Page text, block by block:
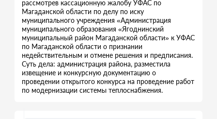
рассмотрев кассационную жалобу УФАС по
Магаданской области по делу по иску
муниципального учреждения «Администрация
муниципального образования «Ягоднинский
муниципальный район Магаданской области» к УФАС
по Магаданской области о признании
недействительным и отмене решения и предписания.
Суть дела: администрация района, разместила
извещение и конкурсную документацию о
проведении открытого конкурса на проведение работ
по модернизации системы теплоснабжения.